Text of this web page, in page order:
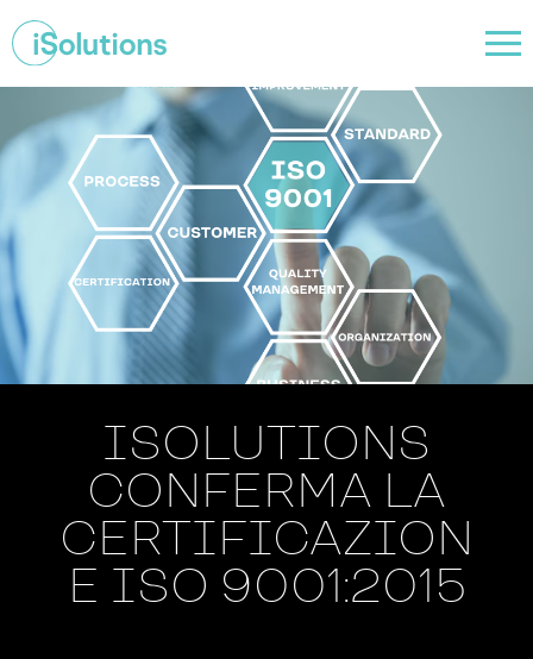
ISOLUTIONS
CONFERMA LA
CERTIFICAZION
E ISO 9001:2015